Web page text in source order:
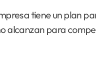
tiene un plan
alcanzan para